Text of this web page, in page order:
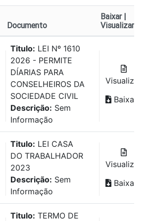
Documento
Baixar |
Visualizar
Titulo: LEI Nº 1610
2026 - PERMITE
DÍARIAS PARA
CONSELHEIROS DA
SOCIEDADE CIVIL
Descrição: Sem
Informação
Visualizar
Baixar
Titulo: LEI CASA
DO TRABALHADOR
2023
Descrição: Sem
Informação
Visualizar
Baixar
Titulo: TERMO DE